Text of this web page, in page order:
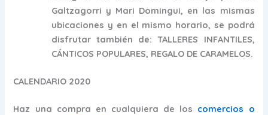
Galtzagorri y Mari Domingui, en las mismas
ubicaciones y en el mismo horario, se podrá
disfrutar también de: TALLERES INFANTILES,
CÁNTICOS POPULARES, REGALO DE CARAMELOS.
CALENDARIO 2020
Haz una compra en cualquiera de los comercios o